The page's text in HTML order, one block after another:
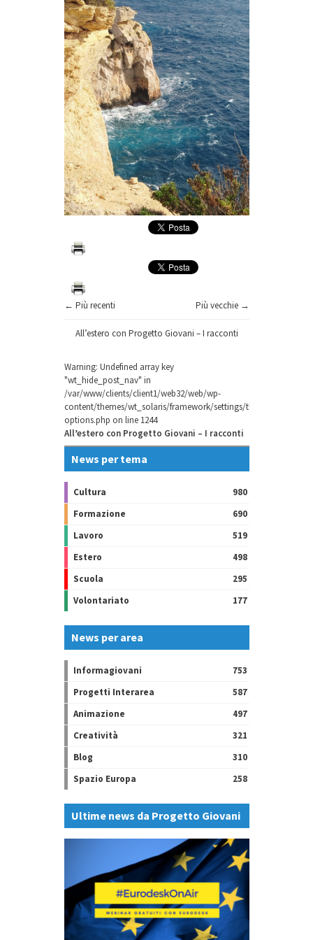
← Più recenti Più vecchie →
All’estero con Progetto Giovani – I racconti
Warning: Undefined array key
"wt_hide_post_nav" in
/var/www/clients/client1/web32/web/wp-
content/themes/wt_solaris/framework/settings/theme-
options.php on line 1244
All’estero con Progetto Giovani – I racconti
News per tema
Cultura
980
Formazione
690
Lavoro
519
Estero
498
Scuola
295
Volontariato
177
News per area
Informagiovani
753
Progetti Interarea
587
Animazione
497
Creatività
321
Blog
310
Spazio Europa
258
Ultime news da Progetto Giovani